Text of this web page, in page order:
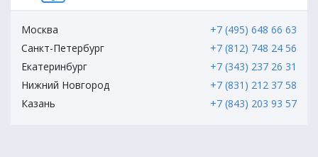
Москва
+7 (495) 648 66 63
Санкт-Петербург
+7 (812) 748 24 56
Екатеринбург
+7 (343) 237 26 31
Нижний Новгород
+7 (831) 212 37 58
Казань
+7 (843) 203 93 57